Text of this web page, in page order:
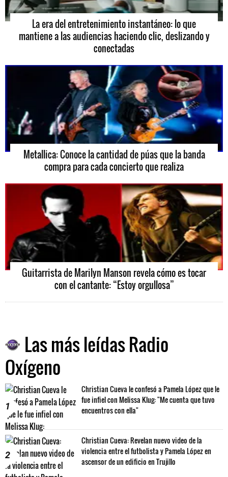
La era del entretenimiento instantáneo: lo que
mantiene a las audiencias haciendo clic, deslizando y
conectadas
Metallica: Conoce la cantidad de púas que la banda
compra para cada concierto que realiza
Guitarrista de Marilyn Manson revela cómo es tocar
con el cantante: “Estoy orgullosa”
Las más leídas Radio
Oxígeno
1
Christian Cueva le confesó a Pamela López que le
fue infiel con Melissa Klug: "Me cuenta que tuvo
encuentros con ella"
2
Christian Cueva: Revelan nuevo video de la
violencia entre el futbolista y Pamela López en
ascensor de un edificio en Trujillo